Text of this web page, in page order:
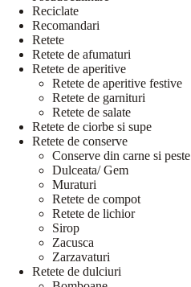
Reciclate
Recomandari
Retete
Retete de afumaturi
Retete de aperitive
Retete de aperitive festive
Retete de garnituri
Retete de salate
Retete de ciorbe si supe
Retete de conserve
Conserve din carne si peste
Dulceata/ Gem
Muraturi
Retete de compot
Retete de lichior
Sirop
Zacusca
Zarzavaturi
Retete de dulciuri